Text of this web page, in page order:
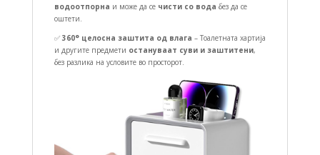
водоотпорна и може да се чисти со вода без да се
оштети.
✅ 360° целосна заштита од влага – Тоалетната хартија
и другите предмети остануваат суви и заштитени,
без разлика на условите во просторот.